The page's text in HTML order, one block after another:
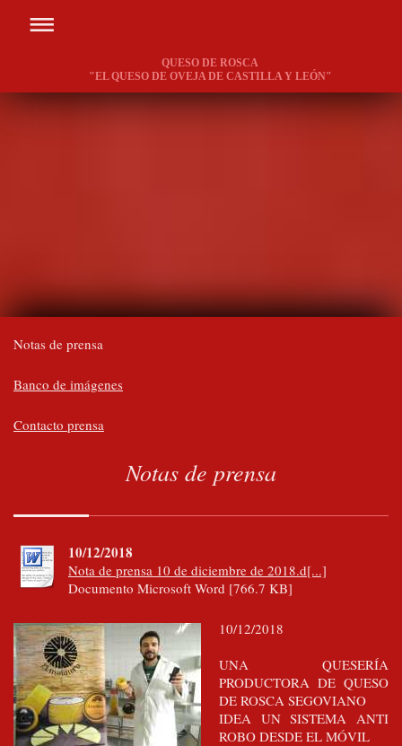
QUESO DE ROSCA
"EL QUESO DE OVEJA DE CASTILLA Y LEÓN"
Notas de prensa
Banco de imágenes
Contacto prensa
Notas de prensa
10/12/2018
Nota de prensa 10 de diciembre de 2018.d[...]
Documento Microsoft Word [766.7 KB]
10/12/2018
UNA QUESERÍA
PRODUCTORA DE QUESO
DE ROSCA SEGOVIANO
IDEA UN SISTEMA ANTI
ROBO DESDE EL MÓVIL